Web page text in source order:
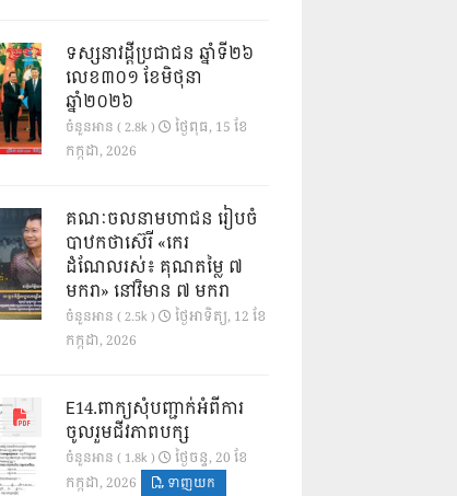
ទស្សនាវដ្ដីប្រជាជន ឆ្នាំទី២៦
លេខ៣០១ ខែមិថុនា
ឆ្នាំ២០២៦
ចំនួនអាន ( 2.8k )
ថ្ងៃ​ពុធ, 15 ខែ​
កក្កដា, 2026
គណៈចលនាមហាជន រៀបចំ
បាឋកថាស៊េរី «កេរ
ដំណែលរស់៖ គុណតម្លៃ ៧
មករា» នៅវិមាន ៧ មករា
ចំនួនអាន ( 2.5k )
ថ្ងៃ​អាទិត្យ, 12 ខែ​
កក្កដា, 2026
E14.ពាក្យសុំបញ្ជាក់អំពីការ
ចូលរួមជីវភាពបក្ស
ចំនួនអាន ( 1.8k )
ថ្ងៃ​ចន្ទ, 20 ខែ​
កក្កដា, 2026
ទាញយក